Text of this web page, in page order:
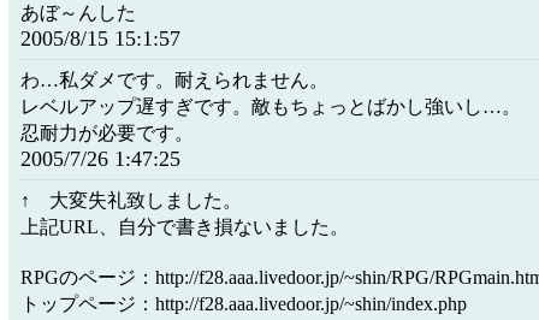
あぼ～んした
2005/8/15 15:1:57
わ…私ダメです。耐えられません。
レベルアップ遅すぎです。敵もちょっとばかし強いし…。
忍耐力が必要です。
2005/7/26 1:47:25
↑ 大変失礼致しました。
上記URL、自分で書き損ないました。
RPGのページ：http://f28.aaa.livedoor.jp/~shin/RPG/
トップページ：http://f28.aaa.livedoor.jp/~shin/index.php